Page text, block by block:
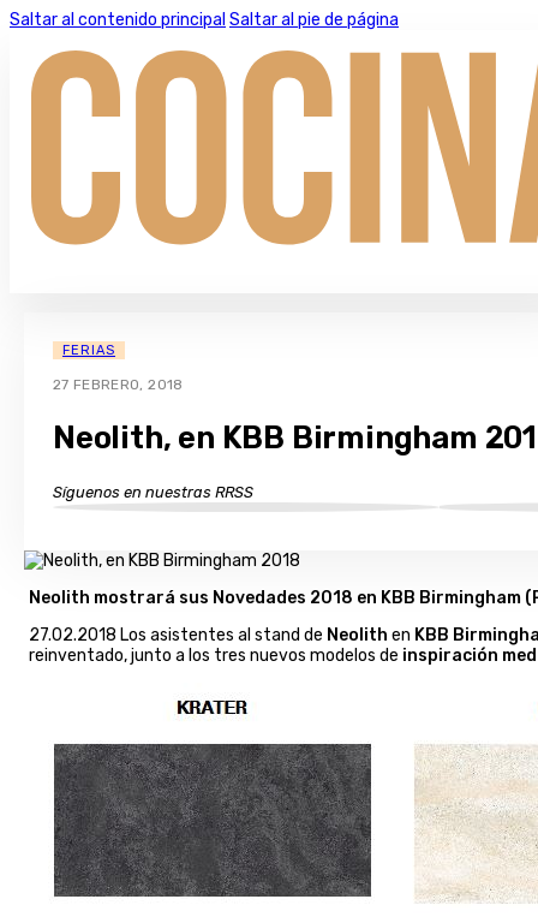
Saltar al contenido principal Saltar al pie de página
FERIAS
27 FEBRERO, 2018
Neolith, en KBB Birmingham
Síguenos en nuestras RRSS
Neolith mostrará sus Novedades 2018 en KBB Birmingham
27.02.2018 Los asistentes al stand de Neolith en KBB
reinventado, junto a los tres nuevos modelos de inspiración